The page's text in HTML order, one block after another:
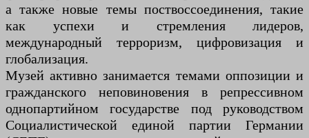
а также новые темы поствоссоединения, такие
как успехи и стремления лидеров,
международный терроризм, цифровизация и
глобализация.
Музей активно занимается темами оппозиции и
гражданского неповиновения в репрессивном
однопартийном государстве под руководством
Социалистической единой партии Германии